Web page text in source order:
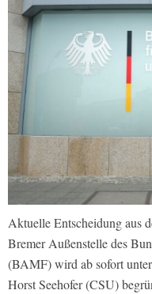
Aktuelle Entscheidung aus
Bremer Außenstelle des
(BAMF) wird ab sofort
Horst Seehofer (CSU)